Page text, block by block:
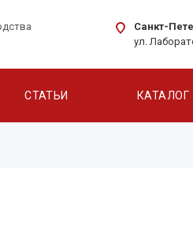
Санкт-
ул.
СТАТЬИ КАТАЛОГ